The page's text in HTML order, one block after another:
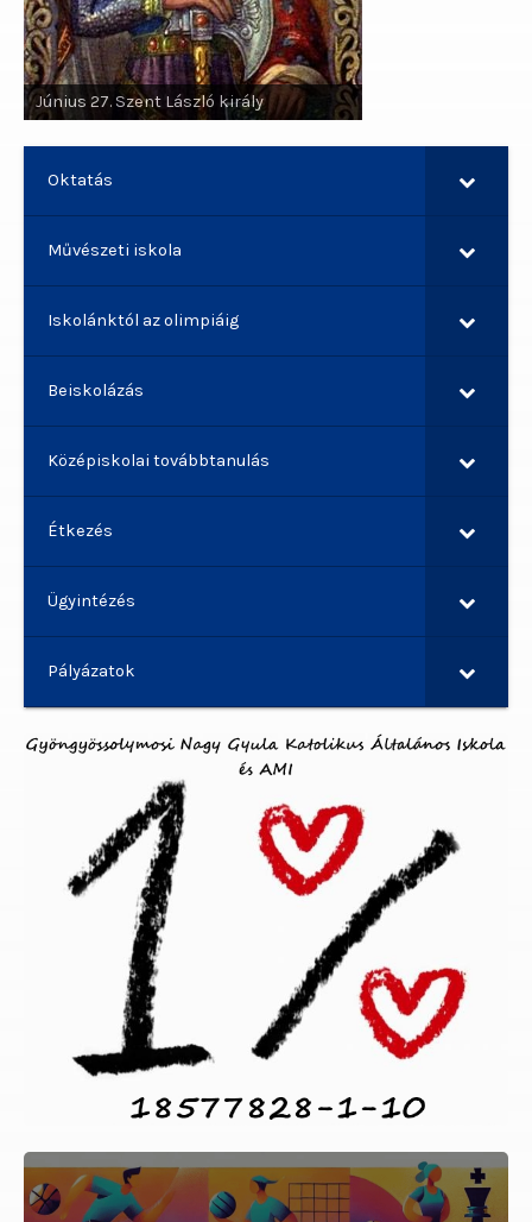
Június 27. Szent László király
Június 29. Szent Pál apostol, Szent
Péter apostol
Oktatás
Művészeti iskola
Iskolánktól az olimpiáig
Beiskolázás
Középiskolai továbbtanulás
Étkezés
Ügyintézés
Pályázatok